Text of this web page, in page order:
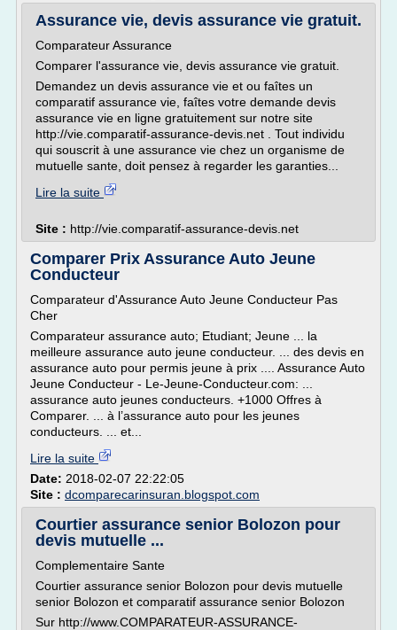
Assurance vie, devis assurance vie gratuit.
Comparateur Assurance
Comparer l'assurance vie, devis assurance vie gratuit.
Demandez un devis assurance vie et ou faîtes un
comparatif assurance vie, faîtes votre demande devis
assurance vie en ligne gratuitement sur notre site
http://vie.comparatif-assurance-devis.net . Tout individu
qui souscrit à une assurance vie chez un organisme de
mutuelle sante, doit pensez à regarder les garanties...
Lire la suite
Site : http://vie.comparatif-assurance-devis.net
Comparer Prix Assurance Auto Jeune
Conducteur
Comparateur d'Assurance Auto Jeune Conducteur Pas
Cher
Comparateur assurance auto; Etudiant; Jeune ... la
meilleure assurance auto jeune conducteur. ... des devis en
assurance auto pour permis jeune à prix .... Assurance Auto
Jeune Conducteur - Le-Jeune-Conducteur.com: ...
assurance auto jeunes conducteurs. +1000 Offres à
Comparer. ... à l’assurance auto pour les jeunes
conducteurs. ... et...
Lire la suite
Date: 2018-02-07 22:22:05
Site : dcomparecarinsuran.blogspot.com
Courtier assurance senior Bolozon pour
devis mutuelle ...
Complementaire Sante
Courtier assurance senior Bolozon pour devis mutuelle
senior Bolozon et comparatif assurance senior Bolozon
Sur http://www.COMPARATEUR-ASSURANCE-